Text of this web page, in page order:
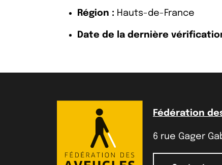
Région : Hauts-de-France
Date de la dernière
Fédération
6 rue Gager